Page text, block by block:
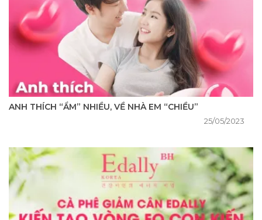
ANH THÍCH “ẨM” NHIỀU, VỀ NHÀ EM “CHIỀU”
25/05/2023